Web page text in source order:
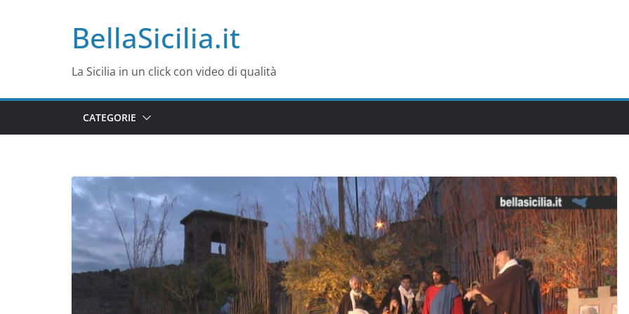
BellaSicilia.it
La Sicilia in un click con video di qualità
CATEGORIE